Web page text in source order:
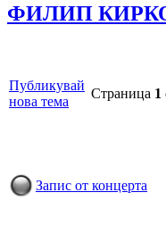
ФИЛИП
Публикувай
нова тема
Страница 1
Запис от концерта